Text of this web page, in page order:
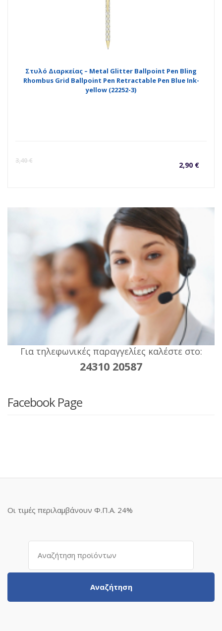
Στυλό Διαρκείας – Metal Glitter Ballpoint Pen Bling
Rhombus Grid Ballpoint Pen Retractable Pen Blue Ink-
yellow (22252-3)
3,40€ 2,90 €
Η
Για τηλεφωνικές παραγγελίες καλέστε στο:
24310 20587
Facebook Page
Οι τιμές περιλαμβάνουν Φ.Π.Α. 24%
Αναζήτηση
Αναζήτηση